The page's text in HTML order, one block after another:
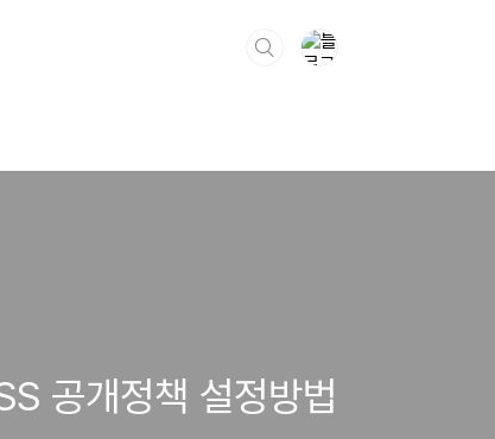
공개정책 설정방법